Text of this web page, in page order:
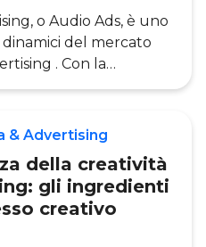
come tracker (in
principali i cookie di
articolo,
o Audio Ads, è uno
del mercato
. Con la
come
nuova era dell’audio
contenuti da più
sta
sempre
per gli advertiser
& Advertising
della creatività
gli ingredienti
creativo